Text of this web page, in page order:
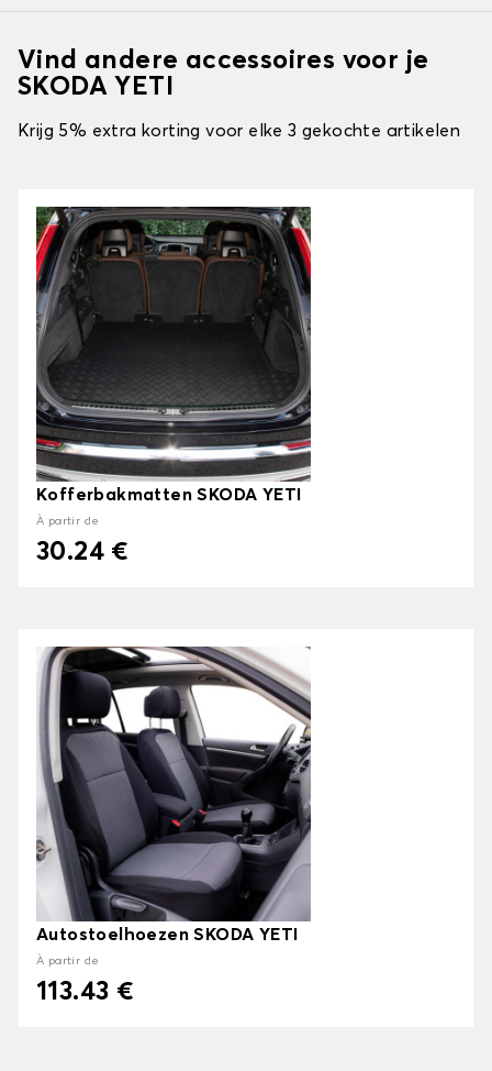
Vind andere accessoires voor je
SKODA YETI
Krijg 5% extra korting voor elke 3 gekochte artikelen
Kofferbakmatten SKODA YETI
À partir de
30.24 €
Autostoelhoezen SKODA YETI
À partir de
113.43 €